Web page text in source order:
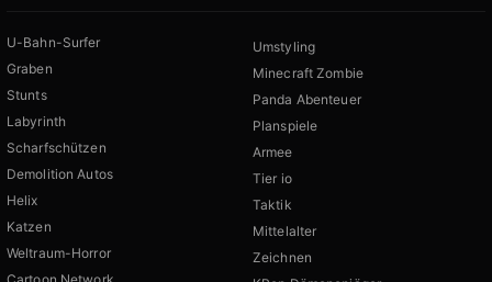
U-Bahn-Surfer
Graben
Stunts
Labyrinth
Scharfschützen
Demolition Autos
Helix
Katzen
Weltraum-Horror
Umstyling
Minecraft Zombie
Panda Abenteuer
Planspiele
Armee
Tier io
Taktik
Mittelalter
Zeichnen